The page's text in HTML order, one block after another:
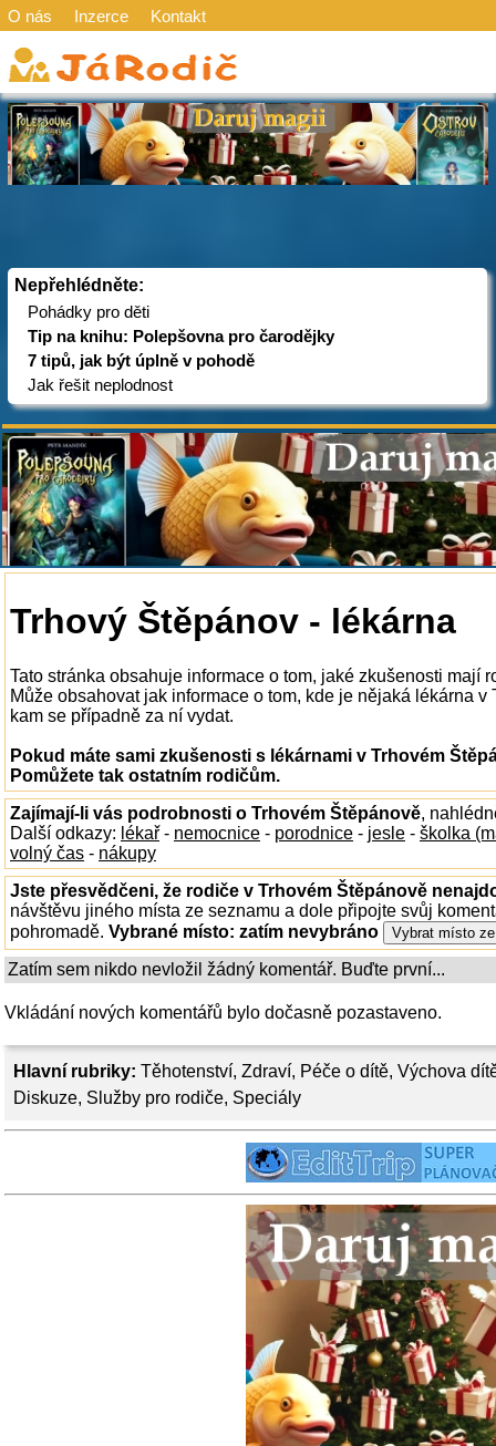
O nás Inzerce Kontakt
Nepřehlédněte:
Pohádky pro děti
Tip na knihu: Polepšovna pro čarodějky
7 tipů, jak být úplně v pohodě
Jak řešit neplodnost
Hlavní rubriky: Těhotenství, Zdraví, Péče o dítě, Výchova
Diskuze, Služby pro rodiče, Speciály
Trhový Štěpánov - lékárna
Tato stránka obsahuje informace o tom, jaké zkušenosti mají
Může obsahovat jak informace o tom, kde je nějaká lékárna
kam se případně za ní vydat.
Pokud máte sami zkušenosti s lékárnami v Trhovém
Pomůžete tak ostatním rodičům.
Zajímají-li vás podrobnosti o Trhovém Štěpánově,
Další odkazy: lékař - nemocnice - porodnice - jesle - školka
volný čas - nákupy
Jste přesvědčeni, že rodiče v Trhovém Štěpánově
návštěvu jiného místa ze seznamu a dole připojte svůj
pohromadě. Vybrané místo: zatím nevybráno
Zatím sem nikdo nevložil žádný komentář. Buďte první...
Vkládání nových komentářů bylo dočasně pozastaveno.